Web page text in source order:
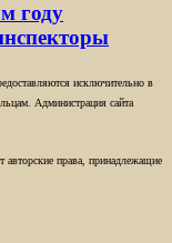
году
исключительно в
Администрация сайта
права, принадлежащие